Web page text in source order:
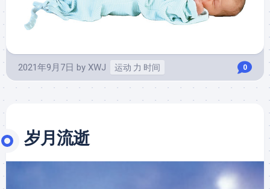
2021年9月7日 by XWJ 运动 力 时间 0
岁月流逝